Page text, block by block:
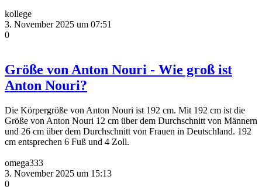
kollege
3. November 2025 um 07:51
0
Größe von Anton Nouri - Wie groß ist
Anton Nouri?
Die Körpergröße von Anton Nouri ist 192 cm. Mit 192 cm ist die
Größe von Anton Nouri 12 cm über dem Durchschnitt von Männern
und 26 cm über dem Durchschnitt von Frauen in Deutschland. 192
cm entsprechen 6 Fuß und 4 Zoll.
omega333
3. November 2025 um 15:13
0